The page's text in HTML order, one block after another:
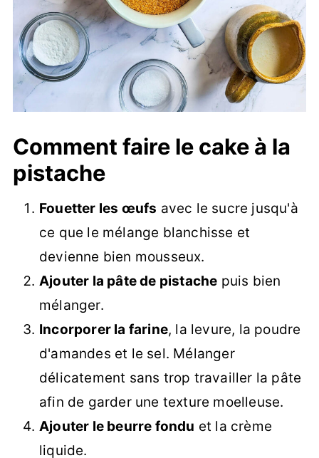
Comment faire le cake à la
pistache
Fouetter les œufs avec le sucre jusqu'à
ce que le mélange blanchisse et
devienne bien mousseux.
Ajouter la pâte de pistache puis bien
mélanger.
Incorporer la farine, la levure, la poudre
d'amandes et le sel. Mélanger
délicatement sans trop travailler la pâte
afin de garder une texture moelleuse.
Ajouter le beurre fondu et la crème
liquide.